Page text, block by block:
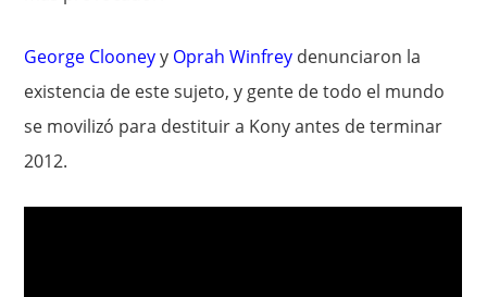
George Clooneyy Oprah Winfrey denunciaron la
existencia de este sujeto, y gente de todo el mundo
se movilizó para destituir a Kony antes de terminar
2012.